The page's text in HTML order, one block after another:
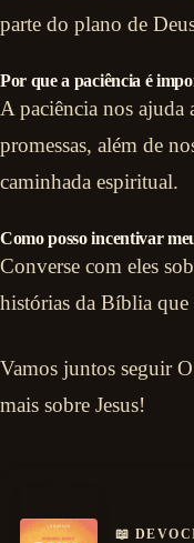
parte do plano de
Por que a paciência é
A paciência nos ajuda
promessas, além de
caminhada espiritual.
Como posso incentivar
Converse com eles
histórias da Bíblia
Vamos juntos seguir
mais sobre Jesus!
📖